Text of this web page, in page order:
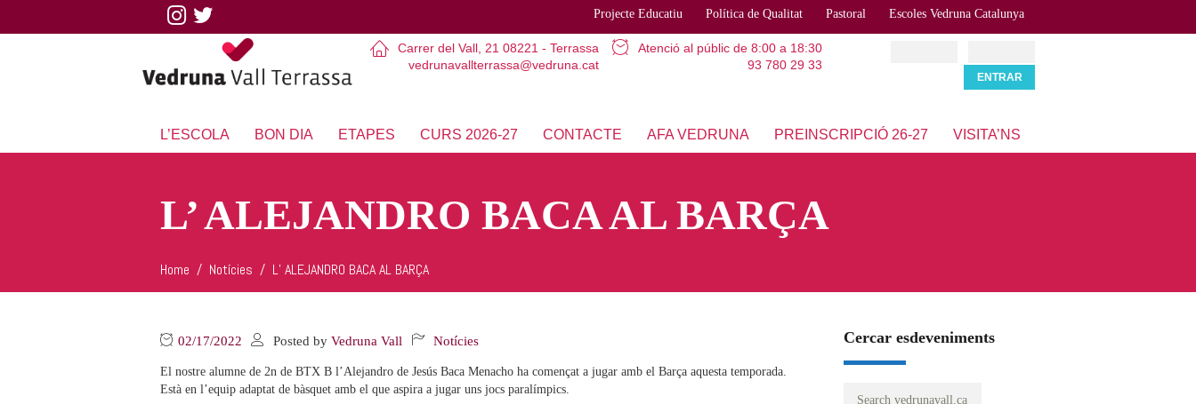
Projecte Educatiu Política de Qualitat Pastoral Escoles Vedruna Catalunya
Carrer del Vall, 21 08221 - Terrassa
vedrunavallterrassa@vedruna.cat
Atenció al públic de 8:00 a 18:30
93 780 29 33
L’ESCOLA BON DIA ETAPES CURS 2026-27 CONTACTE AFA VEDRUNA PREINSCRIPCIÓ 26-27 VISITA’NS
L’ ALEJANDRO BACA AL BARÇA
Home Notícies L’ ALEJANDRO BACA AL BARÇA
02/17/2022 Posted by Vedruna Vall Notícies
El nostre alumne de 2n de BTX B l’Alejandro de Jesús Baca Menacho ha començat a jugar amb el Barça aquesta temporada.
Està en l’equip adaptat de bàsquet amb el que aspira a jugar uns jocs paralímpics.
Cercar esdeveniments